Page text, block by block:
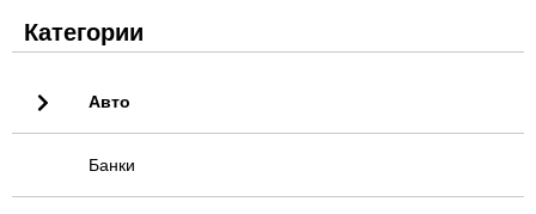
Категории
Авто
Банки